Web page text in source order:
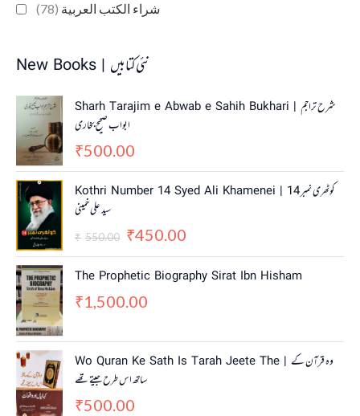
شراء الكتب العربية (78)
New Books | نئی کتابیں
Sharh Tarajim e Abwab e Sahih Bukhari | شرح تراجم
ابواب صحیح بخاری
₹500.00
Kothri Number 14 Syed Ali Khamenei | کوٹھری نمبر 14
سید علی خمینی
₹ 550.00 g
n
a
c
e
w
₹450.00
u
r
t
e
The Prophetic Biography Sirat Ibn Hisham
₹1,500.00
Wo Quran Ke Sath Is Tarah Jeete The | وہ قرآن کے
ساتھ اس طرح جیتے تھے
₹500.00